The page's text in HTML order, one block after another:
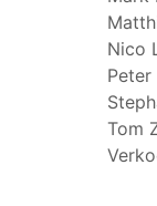
Nico
Peter
Tom